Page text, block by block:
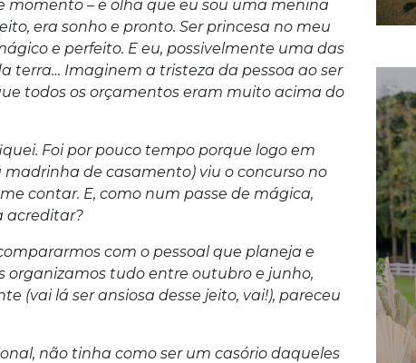
momento – e olha que eu sou uma menina
era sonho e pronto. Ser princesa no meu
e perfeito. E eu, possivelmente uma das
terra… Imaginem a tristeza da pessoa ao ser
todos os orçamentos eram muito acima do
Foi por pouco tempo porque logo em
de casamento) viu o concurso no
contar. E, como num passe de mágica,
acreditar?
com o pessoal que planeja e
organizamos tudo entre outubro e junho,
(vai lá ser ansiosa desse jeito, vai!), pareceu
não tinha como ser um casório daqueles